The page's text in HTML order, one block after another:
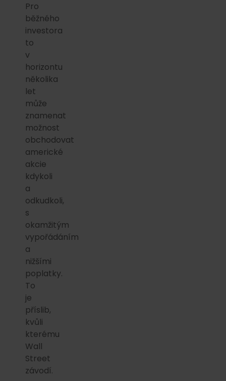
Pro
běžného
investora
to
v
horizontu
několika
let
může
znamenat
možnost
obchodovat
americké
akcie
kdykoli
a
odkudkoli,
s
okamžitým
vypořádáním
a
nižšími
poplatky.
To
je
příslib,
kvůli
kterému
Wall
Street
závodí.